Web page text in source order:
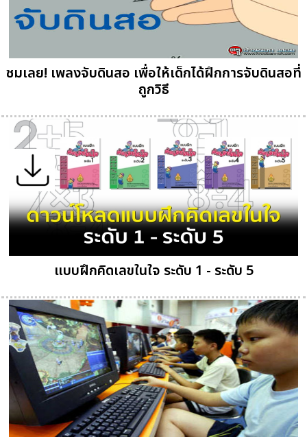
ชมเลย! เพลงจับดินสอ เพื่อให้เด็กได้ฝึกการจับดินสอที่
ถูกวิธี
แบบฝึกคิดเลขในใจ ระดับ 1 - ระดับ 5